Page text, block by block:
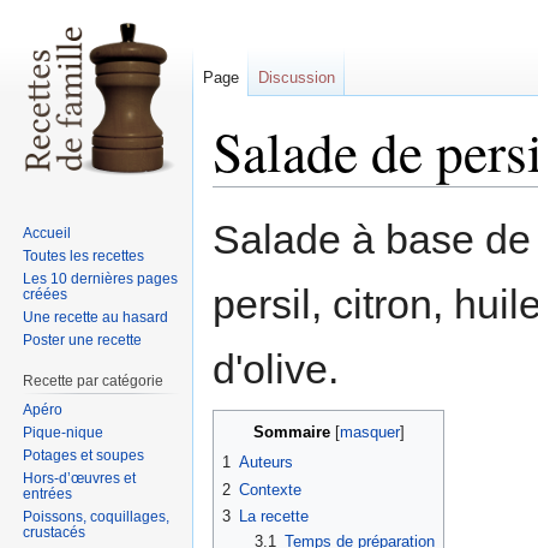
Salade de
à
navigation
à
recherche
Salade à base de
persil, citron,
d'olive.
Sommaire
1 Auteurs
2 Contexte
3 La recette
3.1 Temps de préparation
Page Discussion
Accueil
Toutes les recettes
Les 10 dernières pages
créées
Une recette au hasard
Poster une recette
Recette par catégorie
Apéro
Pique-nique
Potages et soupes
Hors-d’œuvres et
entrées
Poissons, coquillages,
crustacés